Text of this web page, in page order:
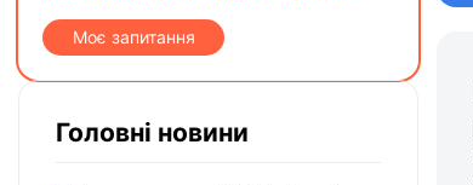
Моє запитання
Головні новини